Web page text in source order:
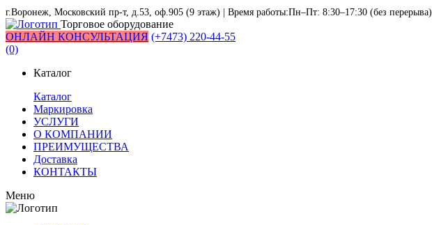
г.Воронеж, Московский пр-т, д.53, оф.905 (9 этаж) | Время работы:Пн–Пт: 8:30–17:30 (без перерыва)
Торговое оборудование
ОНЛАЙН КОНСУЛЬТАЦИЯ (+7473) 220-44-55
(0)
Каталог
Каталог
Маркировка
УСЛУГИ
О КОМПАНИИ
ПРЕИМУЩЕСТВА
Доставка
КОНТАКТЫ
Меню